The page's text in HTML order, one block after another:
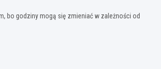
bo godziny mogą się zmieniać w zależności od